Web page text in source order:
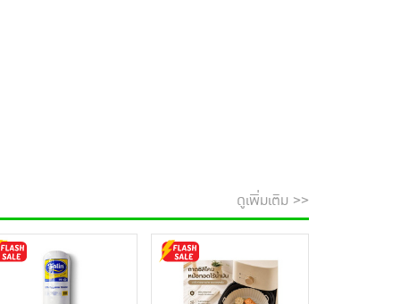
ดูเพิ่มเติม >>